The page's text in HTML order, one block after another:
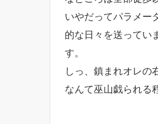
いやだってパラメー
的な日々を送ってい
す。
しっ、鎮まれオレの
なんて巫山戯られる